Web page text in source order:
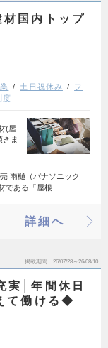
材国内トップ
土日祝休み
フ
度
(屋
きま
雨樋（パナソニック
である「屋根…
詳細へ
掲載期間 26/07/28～26/08/10
実│年間休日
て働ける◆